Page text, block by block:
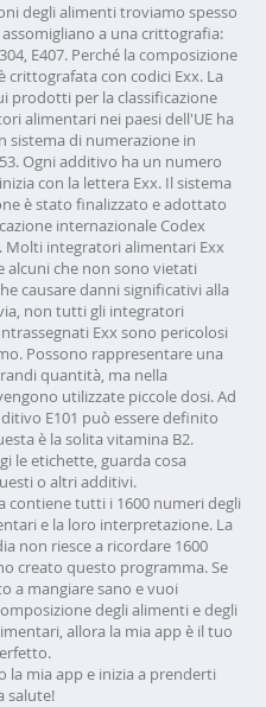
degli alimenti troviamo spesso
a una crittografia:
E407. Perché la composizione
crittografata con codici Exx. La
prodotti per la classificazione
alimentari nei paesi dell'UE ha
sistema di numerazione in
Ogni additivo ha un numero
con la lettera Exx. Il sistema
è stato finalizzato e adottato
internazionale Codex
Molti integratori alimentari Exx
alcuni che non sono vietati
causare danni significativi alla
non tutti gli integratori
Exx sono pericolosi
Possono rappresentare una
quantità, ma nella
utilizzate piccole dosi. Ad
E101 può essere definito
è la solita vitamina B2.
le etichette, guarda cosa
o altri additivi.
contiene tutti i 1600 numeri degli
e la loro interpretazione. La
non riesce a ricordare 1600
creato questo programma. Se
a mangiare sano e vuoi
degli alimenti e degli
allora la mia app è il tuo
la mia app e inizia a prenderti
salute!